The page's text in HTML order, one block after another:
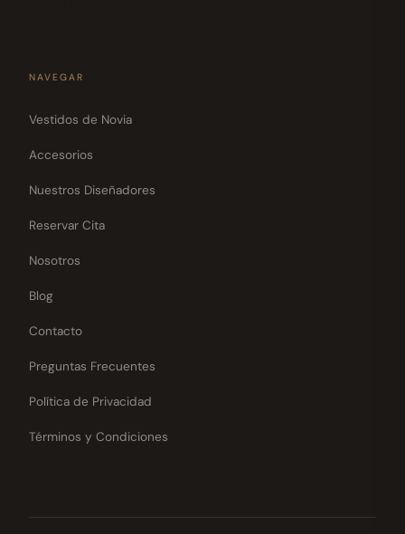
NAVEGAR
Vestidos de Novia
Accesorios
Nuestros Diseñadores
Reservar Cita
Nosotros
Blog
Contacto
Preguntas Frecuentes
Política de Privacidad
Términos y Condiciones